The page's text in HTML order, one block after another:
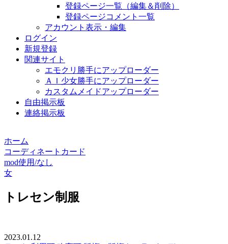
登録ページ一覧（編集＆削除）
登録ページコメント一覧
アカウント表示・編集
ログイン
新規登録
関連サイト
エモクリ勝手にアップローダー
ＡＩ少女勝手にアップローダー
カスタムメイドアップローダー
自由掲示板
連絡掲示板
ホーム
コーディネートカード
mod使用/なし
女
トレセン制服
2023.01.12